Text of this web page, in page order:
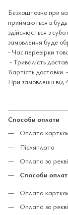
Безкоштовно при
приймаються в
здійснюється з
замовлення буде
- Час перевірки
- Тривалість
Вартість
При замовленні
Способи оплати
Оплата
Післяплата
Оплата за
Способи
Оплата
Оплата за